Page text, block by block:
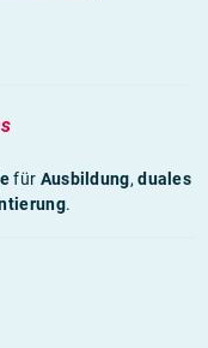
für Ausbildung,duales
.